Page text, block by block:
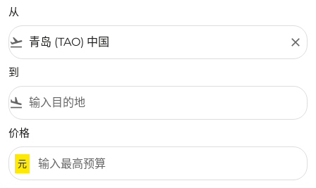
从
flight_takeoff close
到
flight_land
价格
元